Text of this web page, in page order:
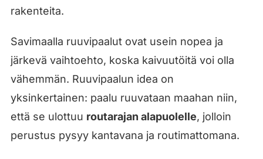
rakenteita.
Savimaalla ruuvipaalut ovat usein nopea ja
järkevä vaihtoehto, koska kaivuutöitä voi olla
vähemmän. Ruuvipaalun idea on
yksinkertainen: paalu ruuvataan maahan niin,
että se ulottuu routarajan alapuolelle, jolloin
perustus pysyy kantavana ja routimattomana.